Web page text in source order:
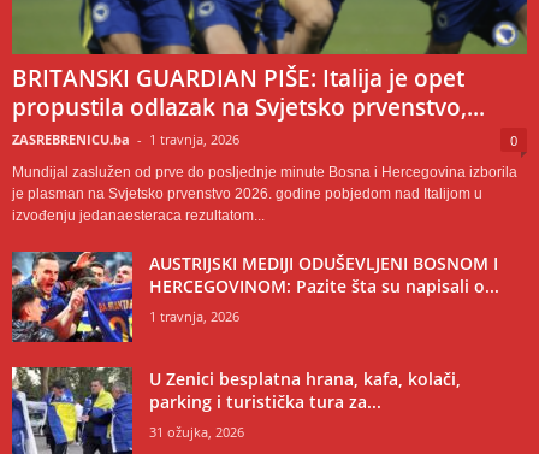
BRITANSKI GUARDIAN PIŠE: Italija je opet
propustila odlazak na Svjetsko prvenstvo,...
ZASREBRENICU.ba - 1 travnja, 2026 0
Mundijal zaslužen od prve do posljednje minute Bosna i Hercegovina izborila
je plasman na Svjetsko prvenstvo 2026. godine pobjedom nad Italijom u
izvođenju jedanaesteraca rezultatom...
AUSTRIJSKI MEDIJI ODUŠEVLJENI BOSNOM I
HERCEGOVINOM: Pazite šta su napisali o...
1 travnja, 2026
U Zenici besplatna hrana, kafa, kolači,
parking i turistička tura za...
31 ožujka, 2026